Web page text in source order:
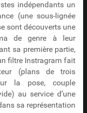
indépendants un
(une sous-lignée
sont découverts une
de genre à leur
sa première partie,
filtre Instragram fait
(plans de trois
la pose, couple
au service d’une
sa représentation